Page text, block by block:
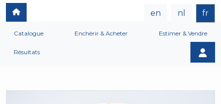
en nl fr
Catalogue Enchérir & Acheter Estimer & Vendre
Résultats